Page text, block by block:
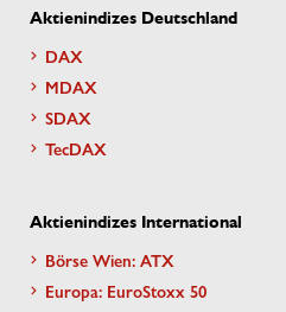
Aktienindizes Deutschland
DAX
MDAX
SDAX
TecDAX
Aktienindizes International
Börse Wien: ATX
Europa: EuroStoxx 50